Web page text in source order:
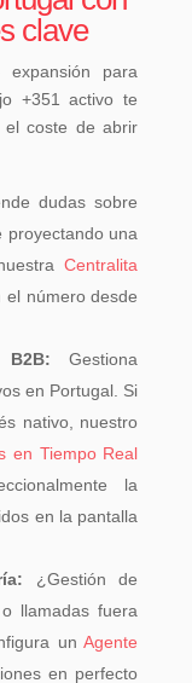
clave
para
+351 activo te
el coste de abrir
dudas sobre
proyectando una
Centralita
número desde
Gestiona
en Portugal. Si
nativo, nuestro
en Tiempo Real
la
en la pantalla
¿Gestión de
llamadas fuera
unAgente
en perfecto